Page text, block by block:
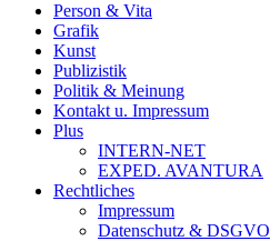
Person & Vita
Grafik
Kunst
Publizistik
Politik & Meinung
Kontakt u. Impressum
Plus
INTERN-NET
EXPED. AVANTURA
Rechtliches
Impressum
Datenschutz & DSGVO